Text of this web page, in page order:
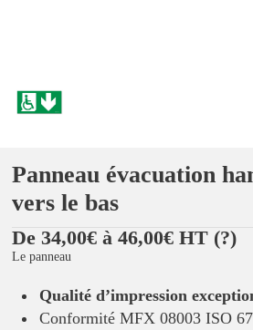
Panneau évacuation
vers le bas
De 34,00€ à 46,00€ HT (?)
Le panneau
Qualité d’impression
Conformité MFX 08003 ISO